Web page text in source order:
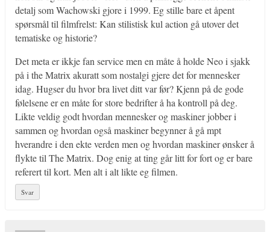
detalj som Wachowski gjore i 1999. Eg stille bare et åpent
spørsmål til filmfrelst: Kan stilistisk kul action gå utover det
tematiske og historie?
Det meta er ikkje fan service men en måte å holde Neo i sjakk
på i the Matrix akuratt som nostalgi gjere det for mennesker
idag. Hugser du hvor bra livet ditt var før? Kjenn på de gode
følelsene er en måte for store bedrifter å ha kontroll på deg.
Likte veldig godt hvordan mennesker og maskiner jobber i
sammen og hvordan også maskiner begynner å gå mpt
hverandre i den ekte verden men og hvordan maskiner ønsker å
flykte til The Matrix. Dog enig at ting går litt for fort og er bare
referert til kort. Men alt i alt likte eg filmen.
Svar